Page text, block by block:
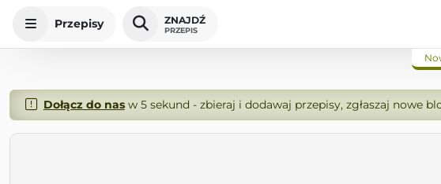
Przepisy ZNAJDŹ
PRZEPIS
Dołącz do nasw 5 sekund - zbieraj i dodawaj przepisy, zgłaszaj nowe